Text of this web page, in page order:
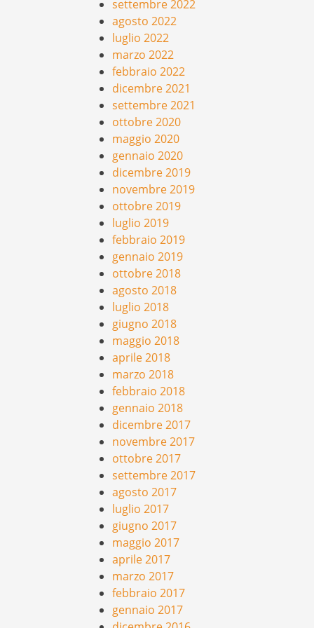
settembre 2022
agosto 2022
luglio 2022
marzo 2022
febbraio 2022
dicembre 2021
settembre 2021
ottobre 2020
maggio 2020
gennaio 2020
dicembre 2019
novembre 2019
ottobre 2019
luglio 2019
febbraio 2019
gennaio 2019
ottobre 2018
agosto 2018
luglio 2018
giugno 2018
maggio 2018
aprile 2018
marzo 2018
febbraio 2018
gennaio 2018
dicembre 2017
novembre 2017
ottobre 2017
settembre 2017
agosto 2017
luglio 2017
giugno 2017
maggio 2017
aprile 2017
marzo 2017
febbraio 2017
gennaio 2017